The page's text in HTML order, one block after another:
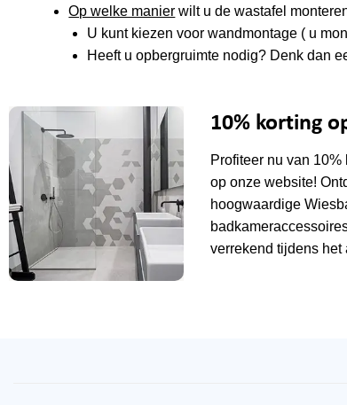
Op welke manier wilt u de wastafel
U kunt kiezen voor wandmontage ( u
Heeft u opbergruimte nodig? Denk dan
10% korting
Profiteer nu van
op onze website!
hoogwaardige
verrekend tijdens het